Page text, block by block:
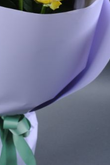
— це втілення
неповторного шарму
нестандартні
квіти від
й розкішна. Наші
не лише
разом із букетом з 9